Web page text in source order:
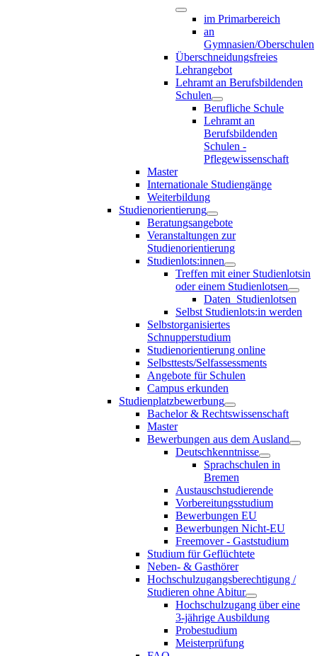
im Primarbereich
an
Gymnasien/Oberschulen
Überschneidungsfreies
Lehrangebot
Lehramt an Berufsbildenden
Schulen
Berufliche Schule
Lehramt an
Berufsbildenden
Schulen -
Pflegewissenschaft
Master
Internationale Studiengänge
Weiterbildung
Studienorientierung
Beratungsangebote
Veranstaltungen zur
Studienorientierung
Studienlots:innen
Treffen mit einer Studienlotsin
oder einem Studienlotsen
Daten_Studienlotsen
Selbst Studienlots:in werden
Selbstorganisiertes
Schnupperstudium
Studienorientierung online
Selbsttests/Selfassessments
Angebote für Schulen
Campus erkunden
Studienplatzbewerbung
Bachelor & Rechtswissenschaft
Master
Bewerbungen aus dem Ausland
Deutschkenntnisse
Sprachschulen in
Bremen
Austauschstudierende
Vorbereitungsstudium
Bewerbungen EU
Bewerbungen Nicht-EU
Freemover - Gaststudium
Studium für Geflüchtete
Neben- & Gasthörer
Hochschulzugangsberechtigung /
Studieren ohne Abitur
Hochschulzugang über eine
3-jährige Ausbildung
Probestudium
Meisterprüfung